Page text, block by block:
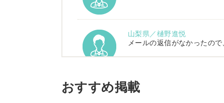
山梨県／樋野進悦
メールの返信がなかったの
山梨県／伊藤明久
こちらの希望価格にして頂
おすすめ掲載